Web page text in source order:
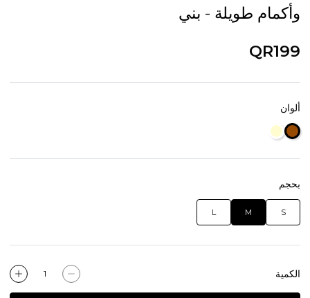
وأكمام طويلة - بني
QR199
ألوان
بحجم
S
M
L
الكمية